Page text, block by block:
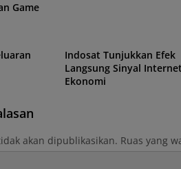
Game
Indosat Tunjukkan Efek
Langsung Sinyal
Ekonomi
akan dipublikasikan. Ruas yang